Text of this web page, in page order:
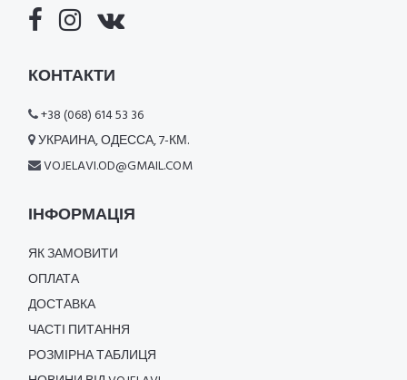
КОНТАКТИ
+38 (068) 614 53 36
УКРАИНА, ОДЕССА, 7-КМ.
VOJELAVI.OD@GMAIL.COM
ІНФОРМАЦІЯ
ЯК ЗАМОВИТИ
ОПЛАТА
ДОСТАВКА
ЧАСТІ ПИТАННЯ
РОЗМІРНА ТАБЛИЦЯ